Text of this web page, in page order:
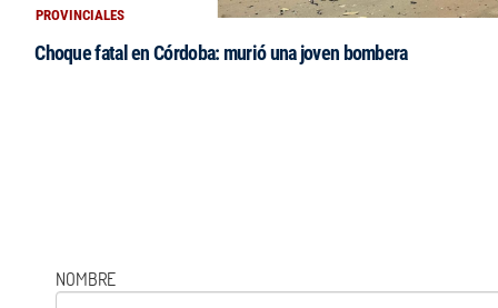
PROVINCIALES
Choque fatal en Córdoba: murió una joven bombera
NOMBRE